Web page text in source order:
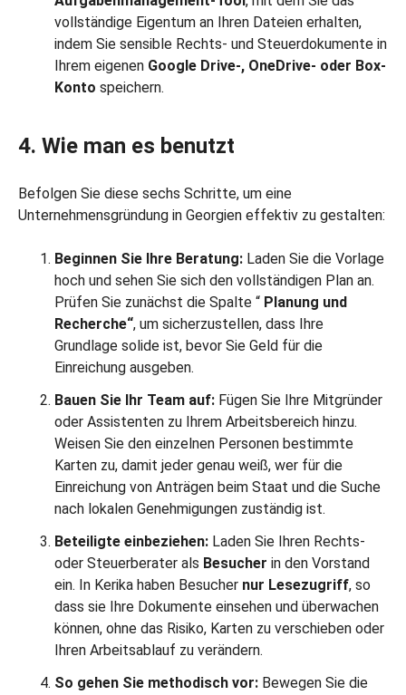
vollständige Eigentum an Ihren Dateien erhalten,
indem Sie sensible Rechts- und Steuerdokumente in
Ihrem eigenen Google Drive-, OneDrive- oder Box-
Konto speichern.
4. Wie man es benutzt
Befolgen Sie diese sechs Schritte, um eine
Unternehmensgründung in Georgien effektiv zu gestalten:
Beginnen Sie Ihre Beratung: Laden Sie die Vorlage
hoch und sehen Sie sich den vollständigen Plan an.
Prüfen Sie zunächst die Spalte “ Planung und
Recherche“, um sicherzustellen, dass Ihre
Grundlage solide ist, bevor Sie Geld für die
Einreichung ausgeben.
Bauen Sie Ihr Team auf: Fügen Sie Ihre Mitgründer
oder Assistenten zu Ihrem Arbeitsbereich hinzu.
Weisen Sie den einzelnen Personen bestimmte
Karten zu, damit jeder genau weiß, wer für die
Einreichung von Anträgen beim Staat und die Suche
nach lokalen Genehmigungen zuständig ist.
Beteiligte einbeziehen: Laden Sie Ihren Rechts-
oder Steuerberater als Besucher in den Vorstand
ein. In Kerika haben Besucher nur Lesezugriff, so
dass sie Ihre Dokumente einsehen und überwachen
können, ohne das Risiko, Karten zu verschieben oder
Ihren Arbeitsablauf zu verändern.
So gehen Sie methodisch vor: Bewegen Sie die